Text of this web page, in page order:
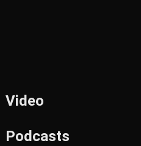
Video
Podcasts